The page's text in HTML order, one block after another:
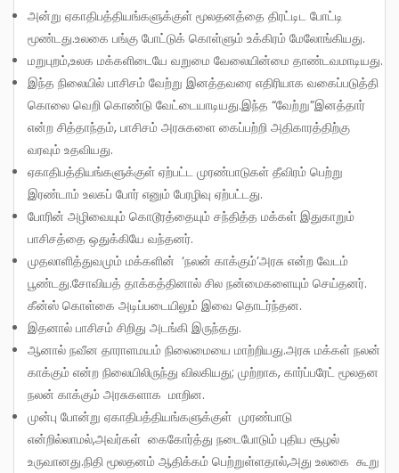
அன்று ஏகாதிபத்தியங்களுக்குள் மூலதனத்தை திரட்டிட போட்டி
மூண்டது.உலகை பங்கு போட்டுக் கொள்ளும் உக்கிரம் மேலோங்கியது.
மறுபுறம்,உலக மக்களிடையே வறுமை வேலையின்மை தாண்டவமாடியது.
இந்த நிலையில் பாசிசம் வேற்று இனத்தவரை எதிரியாக வகைப்படுத்தி
கொலை வெறி கொண்டு வேட்டையாடியது.இந்த “வேற்று”இனத்தார்
என்ற சித்தாந்தம், பாசிசம் அரசுகளை கைப்பற்றி அதிகாரத்திற்கு
வரவும் உதவியது.
ஏகாதிபத்தியங்களுக்குள் ஏற்பட்ட முரண்பாடுகள் தீவிரம் பெற்று
இரண்டாம் உலகப் போர் எனும் பேரழிவு ஏற்பட்டது.
போரின் அழிவையும் கொடூரத்தையும் சந்தித்த மக்கள் இதுகாறும்
பாசிசத்தை ஒதுக்கியே வந்தனர்.
முதலாளித்துவமும் மக்களின் ‘நலன் காக்கும்’அரசு என்ற வேடம்
பூண்டது.சோவியத் தாக்கத்தினால் சில நன்மைகளையும் செய்தனர்.
கீன்ஸ் கொள்கை அடிப்படையிலும் இவை தொடர்ந்தன.
இதனால் பாசிசம் சிறிது அடங்கி இருந்தது.
ஆனால் நவீன தாராளமயம் நிலைமையை மாற்றியது.அரசு மக்கள் நலன்
காக்கும் என்ற நிலையிலிருந்து விலகியது; முற்றாக, கார்ப்பரேட் மூலதன
நலன் காக்கும் அரசுகளாக மாறின.
முன்பு போன்று ஏகாதிபத்தியங்களுக்குள் முரண்பாடு
என்றில்லாமல்,அவர்கள் கைகோர்த்து நடைபோடும் புதிய சூழல்
உருவானது.நிதி மூலதனம் ஆதிக்கம் பெற்றுள்ளதால்,அது உலகை கூறு